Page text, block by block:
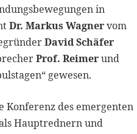
in
Dr. Markus Wagnervom
David Schäfer
Prof. Reimerund
gewesen.
Konferenz des emergenten
Hauptrednern und